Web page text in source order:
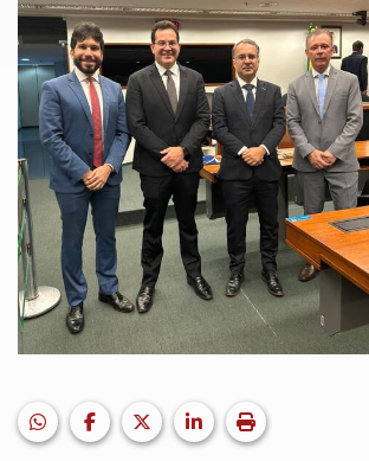
Facebook LinkedIn
X (formerly Twitter)
HELIX_ULTIMATE_SHARE_WHATSAPP
Imprimir matéria